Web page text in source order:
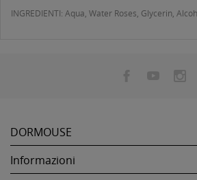
INGREDIENTI: Aqua, Water Roses, Glycerin,
DORMOUSE
Informazioni